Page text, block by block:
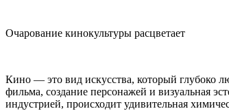
Очарование кинокультуры расцветает
Кино — это вид искусства, который глубоко
фильма, создание персонажей и визуальная
индустрией, происходит удивительная